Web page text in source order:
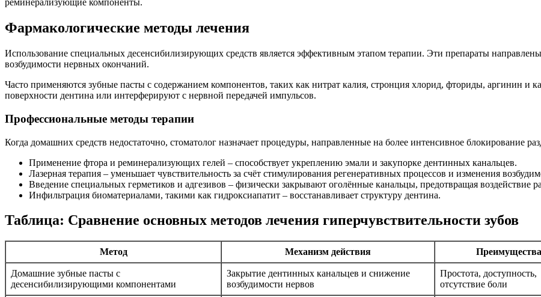
реминерализующие компоненты.
Фармакологические методы лечения
Использование специальных десенсибилизирующих средств является эффективным этапом терапии. Эти препараты
возбудимости нервных окончаний.
Часто применяются зубные пасты с содержанием компонентов, таких как нитрат калия, стронция хлорид, фториды, аргинин и
поверхности дентина или интерферируют с нервной передачей импульсов.
Профессиональные методы терапии
Когда домашних средств недостаточно, стоматолог назначает процедуры, направленные на более интенсивное блокирование
Применение фтора и реминерализующих гелей – способствует укреплению эмали и закупорке дентинных канальцев.
Лазерная терапия – уменьшает чувствительность за счёт стимулирования регенеративных процессов и изменения
Введение специальных герметиков и адгезивов – физически закрывают оголённые канальцы, предотвращая воздействие
Инфильтрация биоматериалами, такими как гидроксиапатит – восстанавливает структуру дентина.
Таблица: Сравнение основных методов лечения гиперчувствительности зубов
Метод Механизм действия Преимущества
Домашние зубные пасты с
десенсибилизирующими компонентами
Закрытие дентинных канальцев и снижение
возбудимости нервов
Простота, доступность,
отсутствие боли